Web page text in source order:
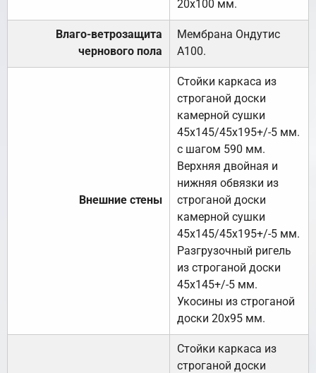
20х100 мм.
Влаго-ветрозащита
чернового пола
Мембрана Ондутис
А100.
Внешние стены
Стойки каркаса из
строганой доски
камерной сушки
45х145/45х195+/-5 мм.
с шагом 590 мм.
Верхняя двойная и
нижняя обвязки из
строганой доски
камерной сушки
45х145/45х195+/-5 мм.
Разгрузочный ригель
из строганой доски
45х145+/-5 мм.
Укосины из строганой
доски 20х95 мм.
Стойки каркаса из
строганой доски